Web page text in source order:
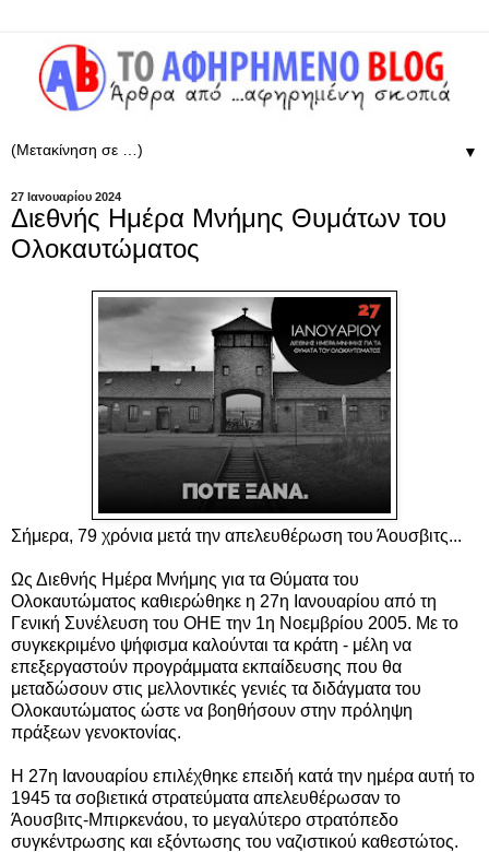
▼
27 Ιανουαρίου 2024
Διεθνής Ημέρα Μνήμης Θυμάτων του
Ολοκαυτώματος
Σήμερα, 79 χρόνια μετά την απελευθέρωση του Άουσβιτς...
Ως Διεθνής Ημέρα Μνήμης για τα Θύματα του
Ολοκαυτώματος καθιερώθηκε η 27η Ιανουαρίου από τη
Γενική Συνέλευση του ΟΗΕ την 1η Νοεμβρίου 2005. Με το
συγκεκριμένο ψήφισμα καλούνται τα κράτη - μέλη να
επεξεργαστούν προγράμματα εκπαίδευσης που θα
μεταδώσουν στις μελλοντικές γενιές τα διδάγματα του
Ολοκαυτώματος ώστε να βοηθήσουν στην πρόληψη
πράξεων γενοκτονίας.
Η 27η Ιανουαρίου επιλέχθηκε επειδή κατά την ημέρα αυτή το
1945 τα σοβιετικά στρατεύματα απελευθέρωσαν το
Άουσβιτς-Μπιρκενάου, το μεγαλύτερο στρατόπεδο
συγκέντρωσης και εξόντωσης του ναζιστικού καθεστώτος.